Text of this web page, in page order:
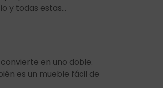
y todas estas…
en uno doble.
es un mueble fácil de